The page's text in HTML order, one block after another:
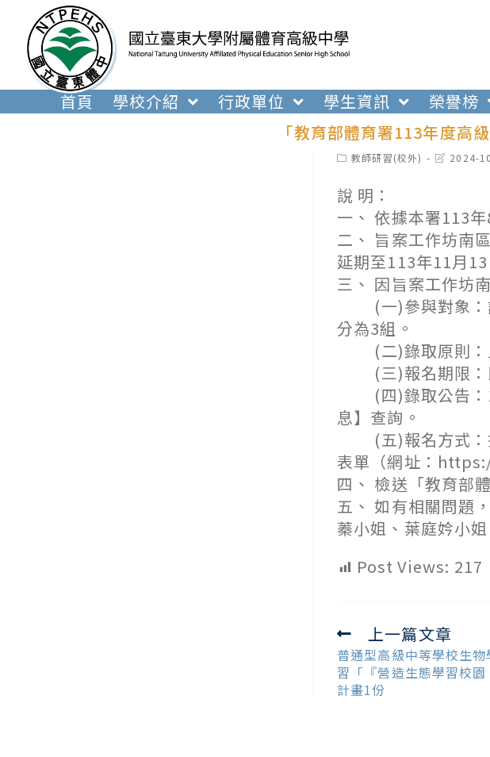
內
首頁 學校介紹 行政單位 學生資訊 榮譽榜
「教育部體育署113年度高
Post教師研習(校外)
Post2024-
說 明：
一、 依據本署113
二、 旨案工作坊南
延期至113年11月
三、 因旨案工作坊
(一)參與對象：設
分為3組。
(二)錄取原則：人
(三)報名期限：
(四)錄取公告：
息】查詢。
(五)報名方式：採
表單（網址：
四、 檢送「教育部
五、 如有相關問題
蓁小姐、葉庭妗小
Post Views: 217
Read
more
articles
上一篇文章
普通型高級中等學校生
習「『營造生態學習校
計畫1份